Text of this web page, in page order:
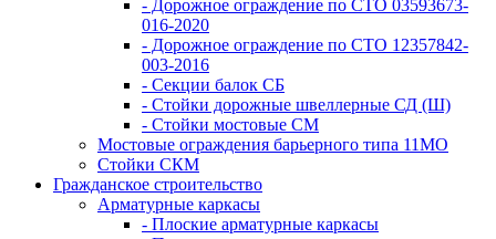
- Дорожное ограждение по СТО 03593673-
016-2020
- Дорожное ограждение по СТО 12357842-
003-2016
- Секции балок СБ
- Стойки дорожные швеллерные СД (Ш)
- Стойки мостовые СМ
Мостовые ограждения барьерного типа 11МО
Стойки СКМ
Гражданское строительство
Арматурные каркасы
- Плоские арматурные каркасы